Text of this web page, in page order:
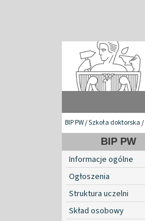
BIP PW/Szkoła doktorska/
BIP PW
Informacje ogólne
Ogłoszenia
Struktura uczelni
Skład osobowy